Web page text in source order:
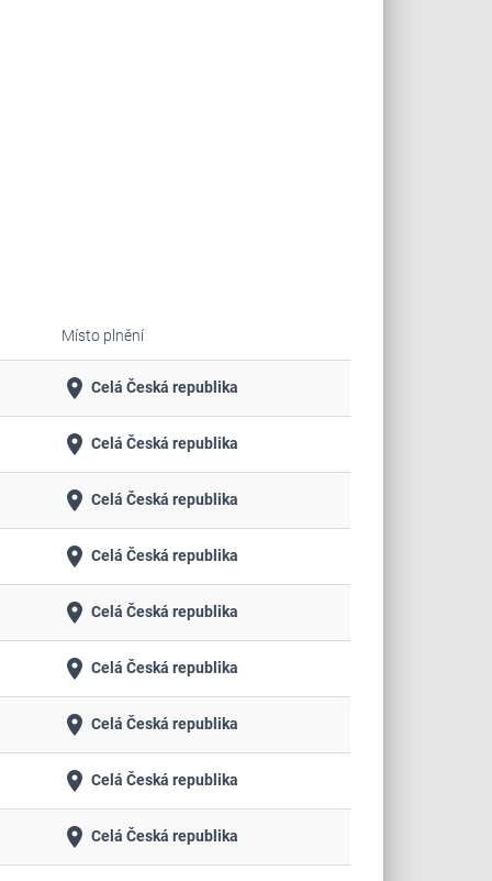
Místo plnění
place Celá Česká republika
place Celá Česká republika
place Celá Česká republika
place Celá Česká republika
place Celá Česká republika
place Celá Česká republika
place Celá Česká republika
place Celá Česká republika
place Celá Česká republika